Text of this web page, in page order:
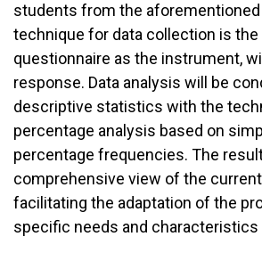
students from the
technique for data collection is the
questionnaire as the instrument,
response. Data analysis will be
descriptive statistics with the
percentage analysis based on
percentage frequencies. The
comprehensive view of the
facilitating the adaptation of the
specific needs and characteristics